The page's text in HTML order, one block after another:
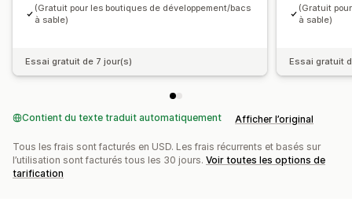
(Gratuit pour les boutiques de développement/bacs
à sable)
Essai gratuit de 7 jour(s)
(Gratuit
à sable)
Essai gratuit
Contient du texte traduit automatiquement Afficher l’original
Tous les frais sont facturés en USD. Les frais récurrents et basés sur
l’utilisation sont facturés tous les 30 jours. Voir toutes les options de
tarification